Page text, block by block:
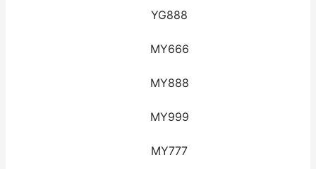
YG888
MY666
MY888
MY999
MY777